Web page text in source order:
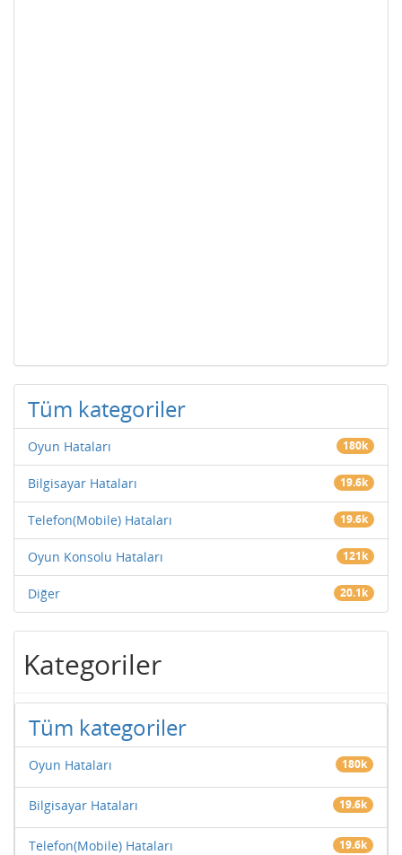
Tüm kategoriler
Oyun Hataları 180k
Bilgisayar Hataları 19.6k
Telefon(Mobile) Hataları 19.6k
Oyun Konsolu Hataları 121k
Diğer 20.1k
Kategoriler
Tüm kategoriler
Oyun Hataları 180k
Bilgisayar Hataları 19.6k
Telefon(Mobile) Hataları 19.6k